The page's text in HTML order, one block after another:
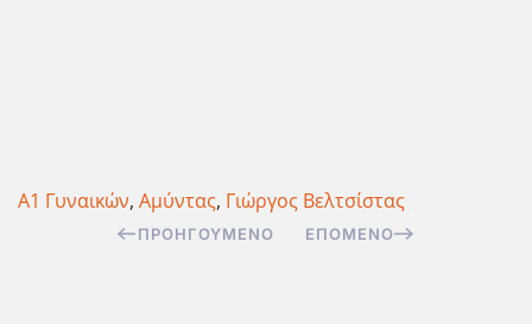
Α1 Γυναικών, Αμύντας, Γιώργος Βελτσίστας
ΠΡΟΗΓΟΎΜΕΝΟ ΕΠΌΜΕΝΟ